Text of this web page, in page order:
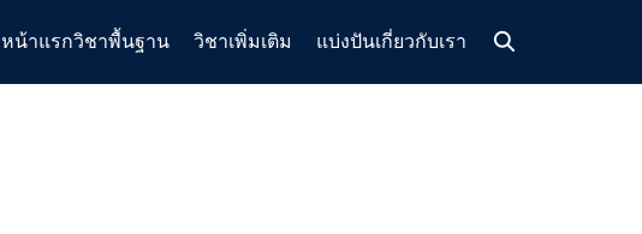
หน้าแรกวิชาพื้นฐาน วิชาเพิ่มเติม แบ่งปันเกี่ยวกับเรา